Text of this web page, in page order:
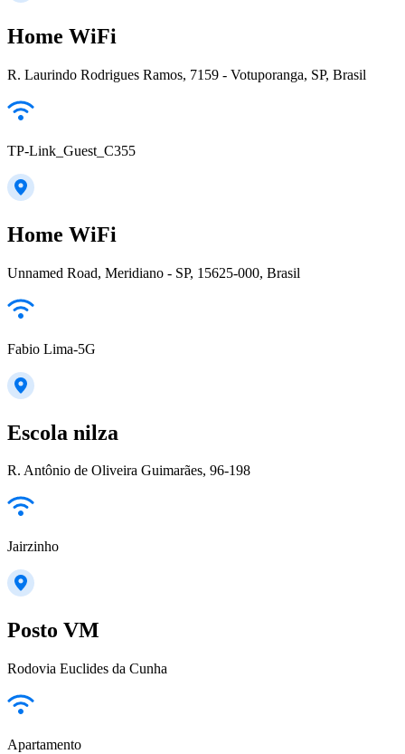
Home WiFi
R. Laurindo Rodrigues Ramos, 7159 - Votuporanga, SP, Brasil
TP-Link_Guest_C355
Home WiFi
Unnamed Road, Meridiano - SP, 15625-000, Brasil
Fabio Lima-5G
Escola nilza
R. Antônio de Oliveira Guimarães, 96-198
Jairzinho
Posto VM
Rodovia Euclides da Cunha
Apartamento